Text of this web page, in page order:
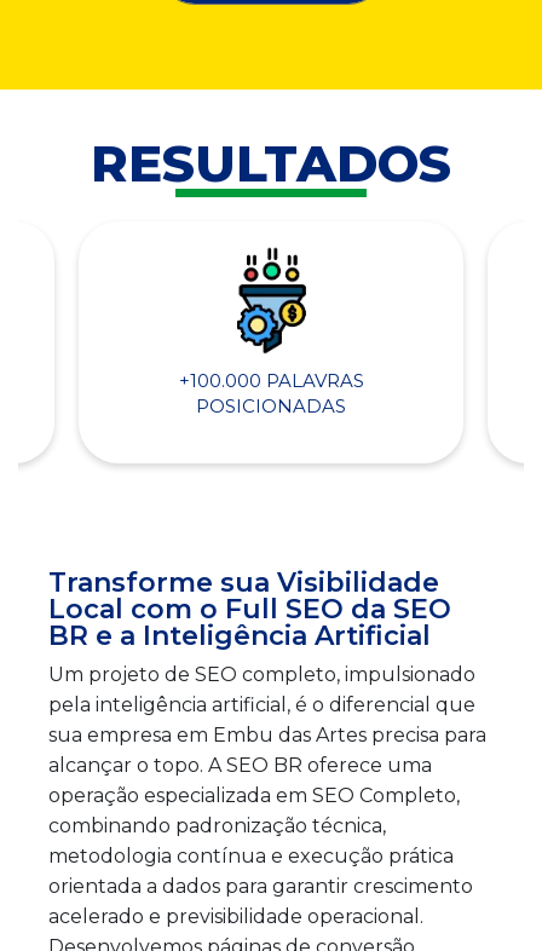
RESULTADOS
+100.000 PALAVRAS
POSICIONADAS
Transforme sua Visibilidade
Local com o Full SEO da SEO
BR e a Inteligência Artificial
Um projeto de SEO completo, impulsionado
pela inteligência artificial, é o diferencial que
sua empresa em Embu das Artes precisa para
alcançar o topo. A SEO BR oferece uma
operação especializada em SEO Completo,
combinando padronização técnica,
metodologia contínua e execução prática
orientada a dados para garantir crescimento
acelerado e previsibilidade operacional.
Desenvolvemos páginas de conversão